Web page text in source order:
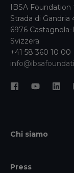
IBSA
Strada di Gandria
6976
Svizzera
+41 58 360 10 00
Chi siamo
Press